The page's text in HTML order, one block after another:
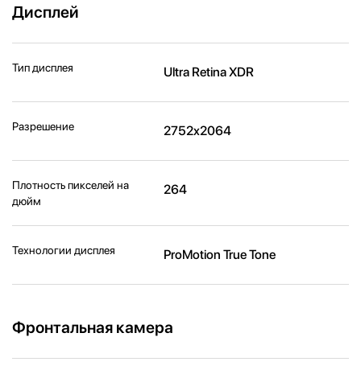
Дисплей
Тип дисплея Ultra Retina XDR
Разрешение 2752x2064
Плотность пикселей на
дюйм
264
Технологии дисплея ProMotion True Tone
Фронтальная камера